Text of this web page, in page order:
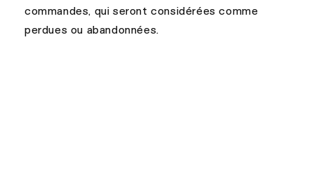
commandes, qui seront considérées comme
perdues ou abandonnées.